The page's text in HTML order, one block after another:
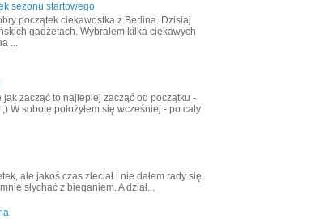
sezonu startowego
początek ciekawostka z Berlina. Dzisiaj
gadżetach. Wybrałem kilka ciekawych
...
jak zacząć to najlepiej zacząć od początku -
W sobotę położyłem się wcześniej - po cały
ale jakoś czas zleciał i nie dałem rady się
słychać z bieganiem. A dział...